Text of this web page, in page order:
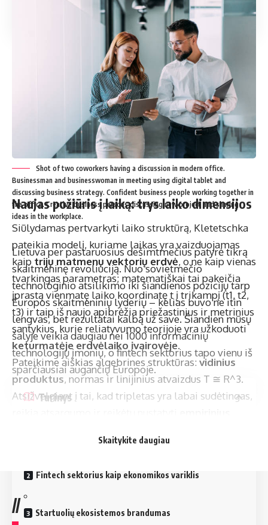
Poveikis fizikai, multivisatoms ir technologijoms
Naujas požiūris į laiką: trys laiko dimensijos
Siūlydamas pertvarkyti laiko struktūrą, Kletetschka
pateikia modelį, kuriame laikas yra vaizduojamas
kaip trijų matmenų vektorių erdvė, o ne kaip vienas
tvarkingas parametras; matematiškai tai pakeičia
įprastą vienmatę laiko koordinatę t į trikampį (t1, t2,
t3) ir taip iš naujo apibrėžia priežastinius ir metrinius
santykius, kurie reliatyvumo teorijoje yra užkoduoti
keturmatėje erdvėlaiko įvairovėje.
Pateikime aiškias algebrines struktūras: vidinius
produktus, normas ir linijinius atvaizdus T ≅ R^3.
Atsižvelgiant į tai, kad tripletas yra labai sudėtingas,
Shot of two coworkers having a discussion in modern office.
Businessman and businesswoman in meeting using digital tablet and
discussing business strategy. Confident business people working together in
the office. Creative business persons discussing new project and sharing
ideas in the workplace.
Lietuva per pastaruosius dešimtmečius patyrė tikrą
skaitmeninę revoliuciją. Nuo sovietmečio
technologinio atsilikimo iki šiandienos pozicijų tarp
Europos skaitmeninių lyderių – kelias buvo ne itin
lengvas, bet rezultatai kalbą už save. Šiandien mūsų
šalyje veikia daugiau nei 1000 informacinių
technologijų įmonių, o fintech sektorius tapo vienu iš
sparčiausiai augančių Europoje.
Turinys
Elektroninės valdžios fenomenas
Fintech sektorius kaip ekonomikos variklis
Startuolių ekosistemos brandumas
Skaitykite daugiau
//